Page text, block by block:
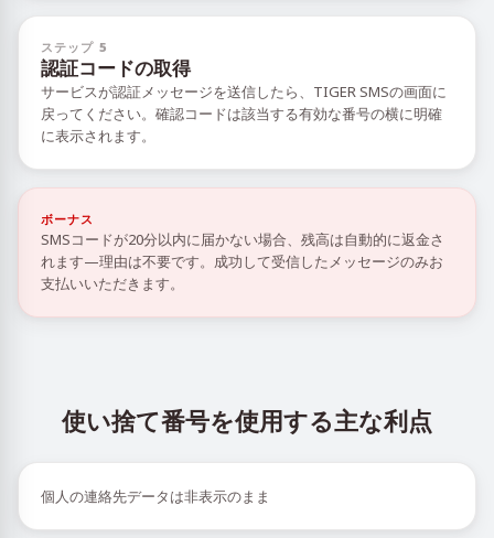
ステップ 5
認証コードの取得
サービスが認証メッセージを送信したら、TIGER SMSの画面に
戻ってください。確認コードは該当する有効な番号の横に明確
に表示されます。
ボーナス
SMSコードが20分以内に届かない場合、残高は自動的に返金さ
れます—理由は不要です。成功して受信したメッセージのみお
支払いいただきます。
使い捨て番号を使用する主な利点
個人の連絡先データは非表示のまま